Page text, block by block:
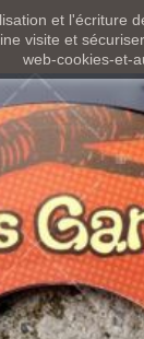
et
visite et
web-cookies-et-